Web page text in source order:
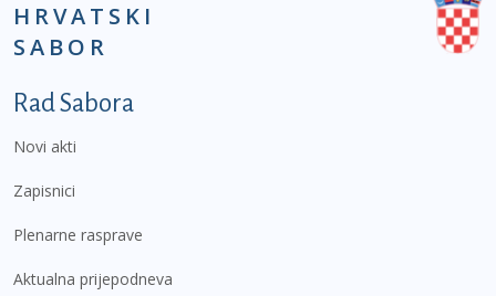
HRVATSKI
SABOR
Podnožje prvi izbornik
Rad Sabora
Novi akti
Zapisnici
Plenarne rasprave
Aktualna prijepodneva